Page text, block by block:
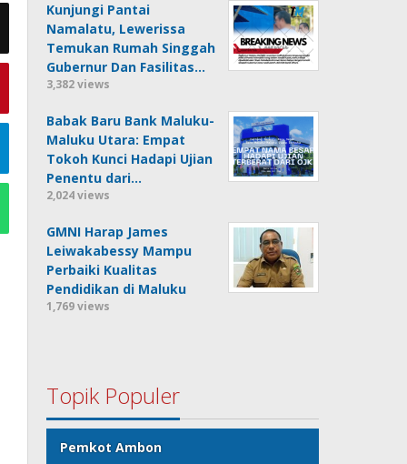
Kunjungi Pantai
Namalatu, Lewerissa
Temukan Rumah Singgah
Gubernur Dan Fasilitas…
3,382 views
Babak Baru Bank Maluku-
Maluku Utara: Empat
Tokoh Kunci Hadapi Ujian
Penentu dari…
2,024 views
GMNI Harap James
Leiwakabessy Mampu
Perbaiki Kualitas
Pendidikan di Maluku
1,769 views
Topik Populer
Pemkot Ambon